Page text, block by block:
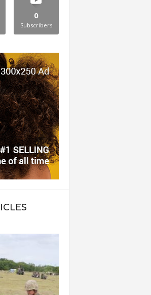
0
Subscribers